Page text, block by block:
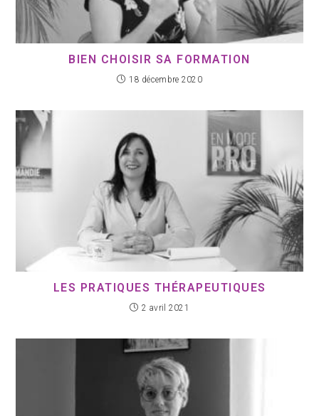
BIEN CHOISIR SA FORMATION
18 décembre 2020
LES PRATIQUES THÉRAPEUTIQUES
2 avril 2021